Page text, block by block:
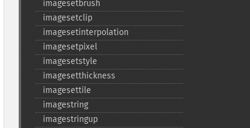
imagesetbrush
imagesetclip
imagesetinterpolation
imagesetpixel
imagesetstyle
imagesetthickness
imagesettile
imagestring
imagestringup